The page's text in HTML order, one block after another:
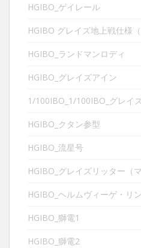
HGIBO_ゲイレール
HGIBO グレイズ地上戦仕様
HGIBO_ランドマンロディ
HGIBO_グレイズアイン
1/100IBO_1/100IBO_グレイ
HGIBO_クタン参型
HGIBO_流星号
HGIBO_グレイズリッター（
HGIBO_ヘルムヴィーゲ・リ
HGIBO_獅電1
HGIBO_獅電2